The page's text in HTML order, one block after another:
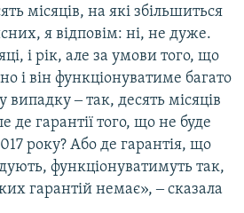
місяців, на які збільшиться
я відповім: ні, не дуже.
і рік, але за умови того, що
і він функціонуватиме багато
випадку ‒ так, десять місяців
де гарантії того, що не буде
року? Або де гарантія, що
функціонуватимуть так,
гарантій немає», ‒ сказала